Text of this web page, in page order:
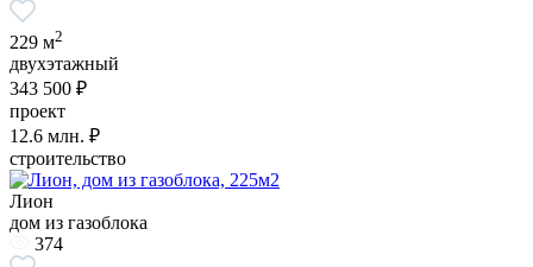
229 м2
двухэтажный
343 500 ₽
проект
12.6 млн. ₽
строительство
Лион
дом из газоблока
374